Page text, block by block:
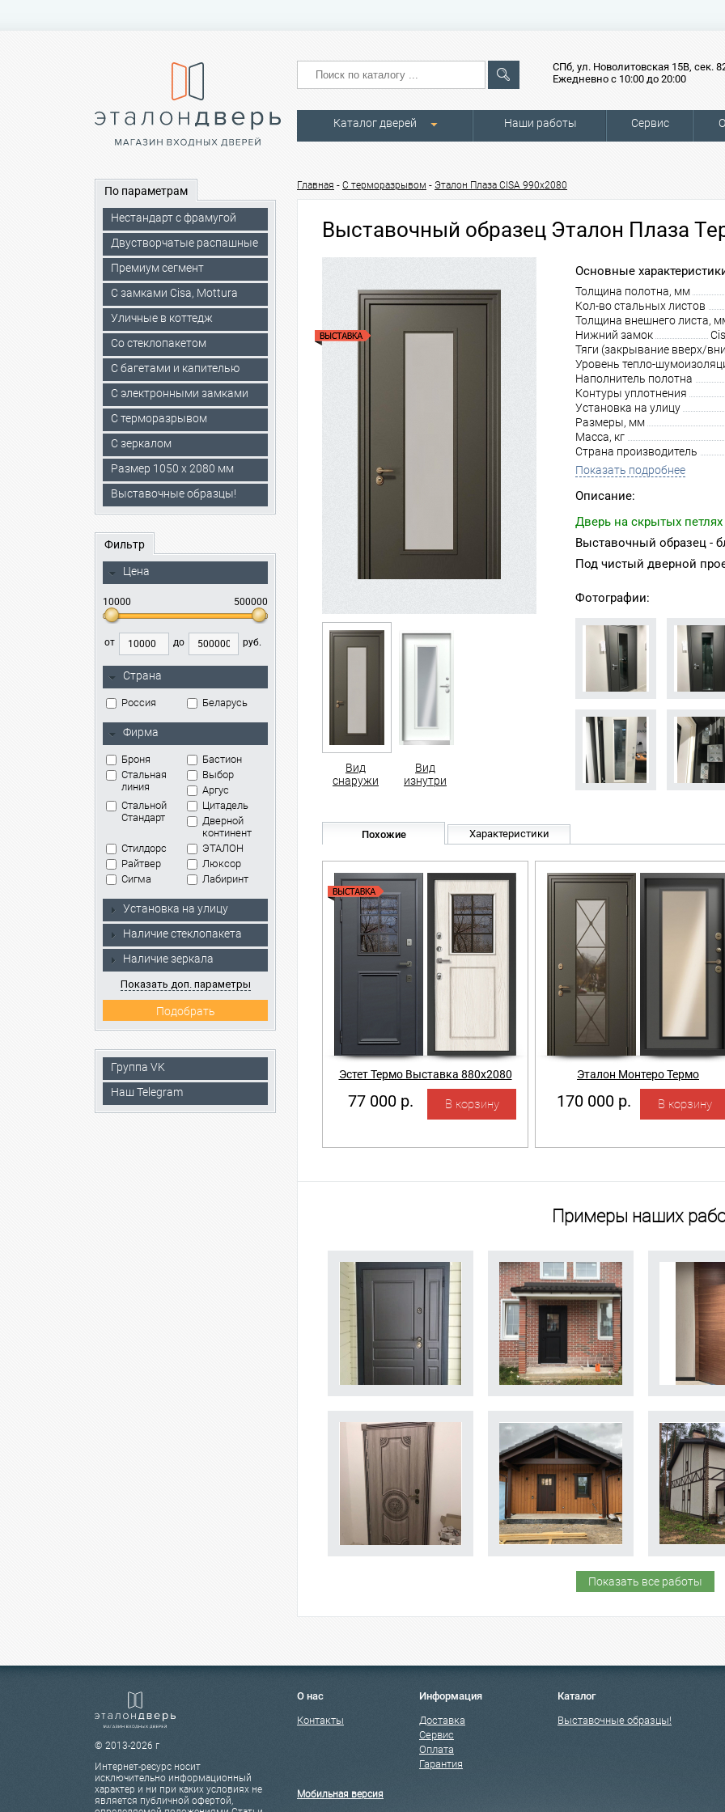
СПб, ул. Новолитовская 15В, сек.
Ежедневно с 10:00 до 20:00
Каталог дверей Наши работы Сервис
По параметрам
Нестандарт с фрамугой
Двустворчатые распашные
Премиум сегмент
C замками Cisa, Mottura
Уличные в коттедж
Со стеклопакетом
С багетами и капителью
C электронными замками
С терморазрывом
С зеркалом
Размер 1050 х 2080 мм
Выставочные образцы!
Фильтр
Цена
10000 500000
от до руб.
Страна
Россия Беларусь
Фирма
Броня
Бастион
Стальная
линия
Выбор
Аргус
Стальной
Стандарт
Цитадель
Дверной
континент
Стилдорс
ЭТАЛОН
Райтвер
Люксор
Сигма
Лабиринт
Установка на улицу
Наличие стеклопакета
Наличие зеркала
Показать доп. параметры
Группа VK
Наш Telegram
Главная - C терморазрывом - Эталон Плаза CISA 990х2080
Выставочный образец Эталон Плаза
Вид
снаружи
Вид
изнутри
Основные
Толщина полотна, мм
Кол-во стальных листов
Толщина внешнего листа,
Нижний замок
Тяги (закрывание вверх/
Уровень тепло-
Наполнитель полотна
Контуры уплотнения
Установка на улицу
Размеры, мм
Масса, кг
Страна производитель
Показать подробнее
Описание:
Дверь на скрытых
Выставочный образец -
Под чистый дверной
Фотографии:
Похожие Характеристики
Эстет Термо Выставка 880х2080
77 000 р.
Эталон Монтеро Термо
170 000 р.
Примеры наших
Показать все работы
© 2013-2026 г
Интернет-ресурс носит
исключительно информационный
характер и ни при каких условиях не
является публичной офертой,
О нас
Контакты
Информация
Доставка
Сервис
Оплата
Гарантия
Каталог
Выставочные образцы!
Мобильная версия